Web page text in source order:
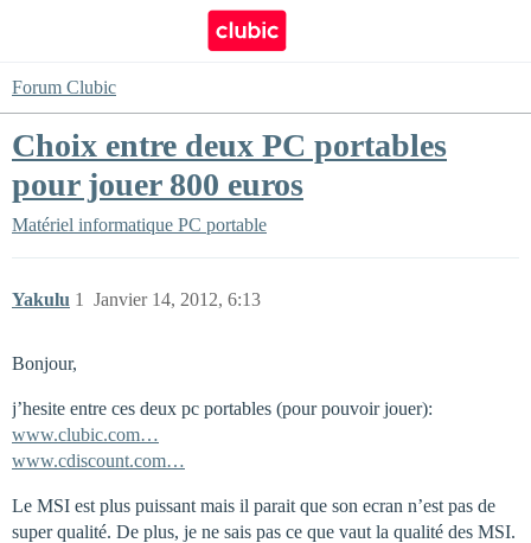
Forum Clubic
Choix entre deux PC portables
pour jouer 800 euros
Matériel informatique PC portable
Yakulu Janvier 14, 2012, 6:13
1
Bonjour,
j’hesite entre ces deux pc portables (pour pouvoir jouer):
www.clubic.com…
www.cdiscount.com…
Le MSI est plus puissant mais il parait que son ecran n’est pas de
super qualité. De plus, je ne sais pas ce que vaut la qualité des MSI.